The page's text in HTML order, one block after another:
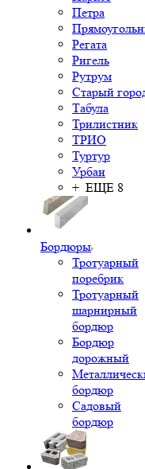
Петра
Регата
Ригель
Рутрум
Старый
Табула
Трилистник
ТРИО
Туртур
Урбан
+ ЕЩЕ 8
Бордюры
Тротуарный
поребрик
Тротуарный
шарнирный
бордюр
Бордюр
дорожный
бордюр
Садовый
бордюр